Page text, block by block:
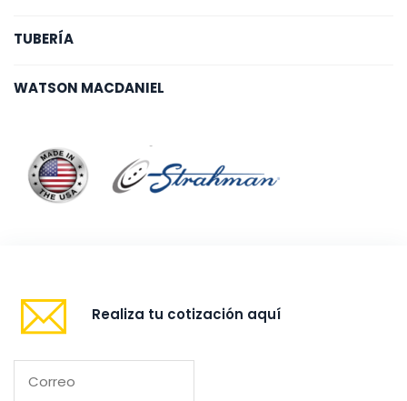
TUBERÍA
WATSON MACDANIEL
Realiza tu cotización aquí